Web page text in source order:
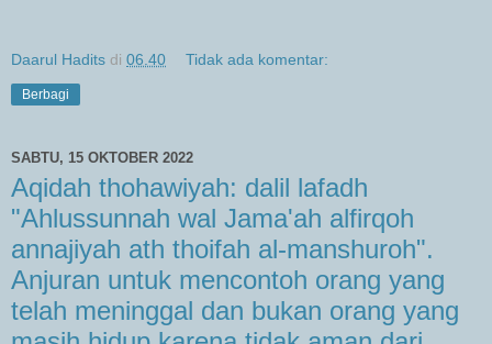
Daarul Hadits di 06.40 Tidak ada komentar:
Berbagi
SABTU, 15 OKTOBER 2022
Aqidah thohawiyah: dalil lafadh
"Ahlussunnah wal Jama'ah alfirqoh
annajiyah ath thoifah al-manshuroh".
Anjuran untuk mencontoh orang yang
telah meninggal dan bukan orang yang